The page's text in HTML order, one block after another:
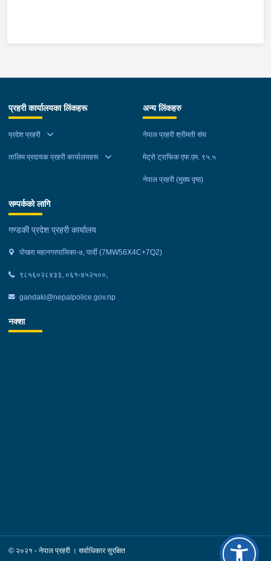
खटिएको प्रहरी टोलीले नियन्त्रणमा लिईएको ।
प्रहरी कार्यालयका लिंकहरू
प्रदेश प्रहरी
तालिम प्रदायक प्रहरी कार्यालयहरू
अन्य लिंकहरु
नेपाल प्रहरी श्रीमती संघ
मेट्रो ट्राफिक एफ.एम. ९५.५
नेपाल प्रहरी (मुख्य पृष्ठ)
सम्पर्कको लागि
गण्डकी प्रदेश प्रहरी कार्यालय
पोखरा महानगरपालिका-७, पार्दी (7MW56X4C+7Q2)
९८५६०२८४३३, ०६१-४५२५००,
gandaki@nepalpolice.gov.np
नक्शा
© २०२१ - नेपाल प्रहरी । सर्वाधिकार सुरक्षित